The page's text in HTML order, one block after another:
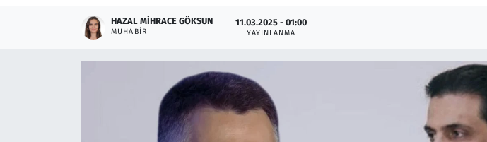
HAZAL MIHRACE GÖKSUN
MUHABIR
11.03.2025 - 01:00
YAYINLANMA
Televizyon